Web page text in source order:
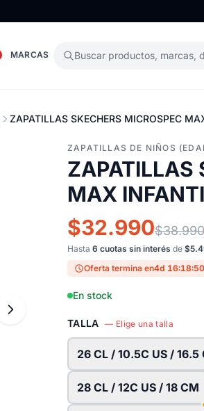
MARCAS Buscar productos, marcas,
ZAPATILLAS SKECHERS MICROSPEC
ZAPATILLAS DE NIÑOS
ZAPATILLAS
MAX
$32.990$38.990
Hasta 6 cuotas sin interés de
Oferta termina en4d 16:18:49
En stock
TALLA — Elige una talla
26 CL / 10.5C US / 16.5
28 CL / 12C US / 18 CM